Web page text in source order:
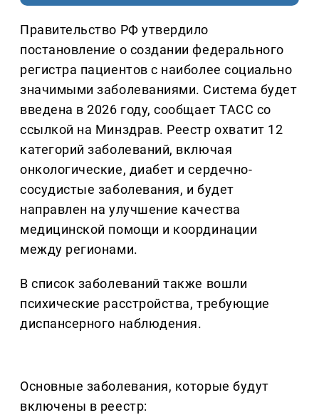
Правительство РФ утвердило
постановление о создании федерального
регистра пациентов с наиболее социально
значимыми заболеваниями. Система будет
введена в 2026 году, сообщает ТАСС со
ссылкой на Минздрав. Реестр охватит 12
категорий заболеваний, включая
онкологические, диабет и сердечно-
сосудистые заболевания, и будет
направлен на улучшение качества
медицинской помощи и координации
между регионами.
В список заболеваний также вошли
психические расстройства, требующие
диспансерного наблюдения.
Основные заболевания, которые будут
включены в реестр: